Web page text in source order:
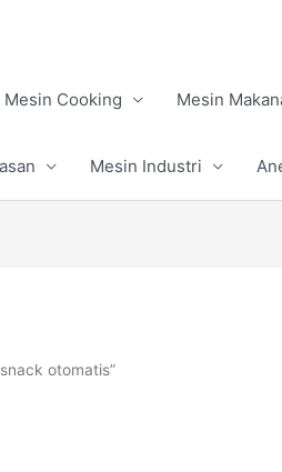
Mesin Cooking Mesin
Mesin Industri
otomatis”